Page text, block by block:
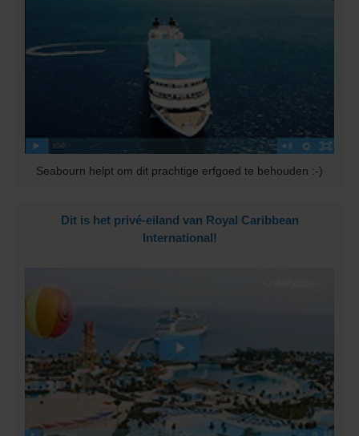
Seabourn helpt om dit prachtige erfgoed te behouden :-)
Dit is het privé-eiland van Royal Caribbean
International!